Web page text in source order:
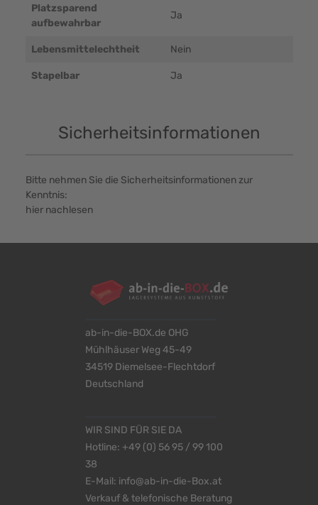
Platzsparend
aufbewahrbar
Ja
Lebensmittelechtheit Nein
Stapelbar Ja
Sicherheitsinformationen
Bitte nehmen Sie die Sicherheitsinformationen zur
Kenntnis:
hier nachlesen
ab-in-die-BOX.de OHG
Mühlhäuser Weg 45-49
34519 Diemelsee-Flechtdorf
Deutschland
WIR SIND FÜR SIE DA
Hotline: +49 (0) 56 95 / 99 100
38
E-Mail: info@ab-in-die-Box.at
Verkauf & telefonische Beratung